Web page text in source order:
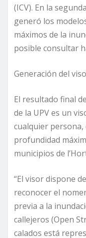
(ICV). En la
generó los
máximos de la
posible consultar
Generación del
El resultado final
de la UPV es un
cualquier
profundidad
municipios de
“El visor dispone
reconocer el
previa a la
callejeros (Open
calados está